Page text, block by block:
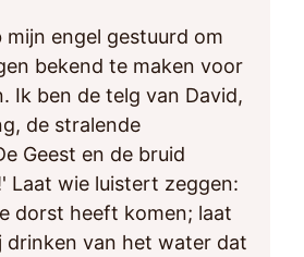
mijn engel gestuurd om
bekend te maken voor
Ik ben de telg van David,
de stralende
Geest en de bruid
Laat wie luistert zeggen:
dorst heeft komen; laat
drinken van het water dat